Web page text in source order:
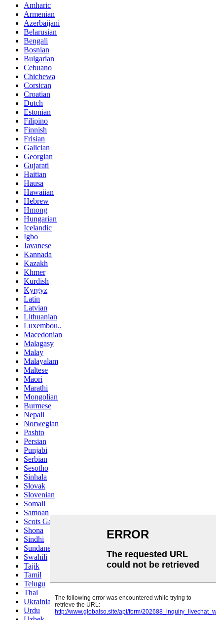
Amharic
Armenian
Azerbaijani
Belarusian
Bengali
Bosnian
Bulgarian
Cebuano
Chichewa
Corsican
Croatian
Dutch
Estonian
Filipino
Finnish
Frisian
Galician
Georgian
Gujarati
Haitian
Hausa
Hawaiian
Hebrew
Hmong
Hungarian
Icelandic
Igbo
Javanese
Kannada
Kazakh
Khmer
Kurdish
Kyrgyz
Latin
Latvian
Lithuanian
Luxembou..
Macedonian
Malagasy
Malay
Malayalam
Maltese
Maori
Marathi
Mongolian
Burmese
Nepali
Norwegian
Pashto
Persian
Punjabi
Serbian
Sesotho
Sinhala
Slovak
Slovenian
Somali
Samoan
Scots Gaelic
Shona
Sindhi
Sundanese
Swahili
Tajik
Tamil
Telugu
Thai
Ukrainian
Urdu